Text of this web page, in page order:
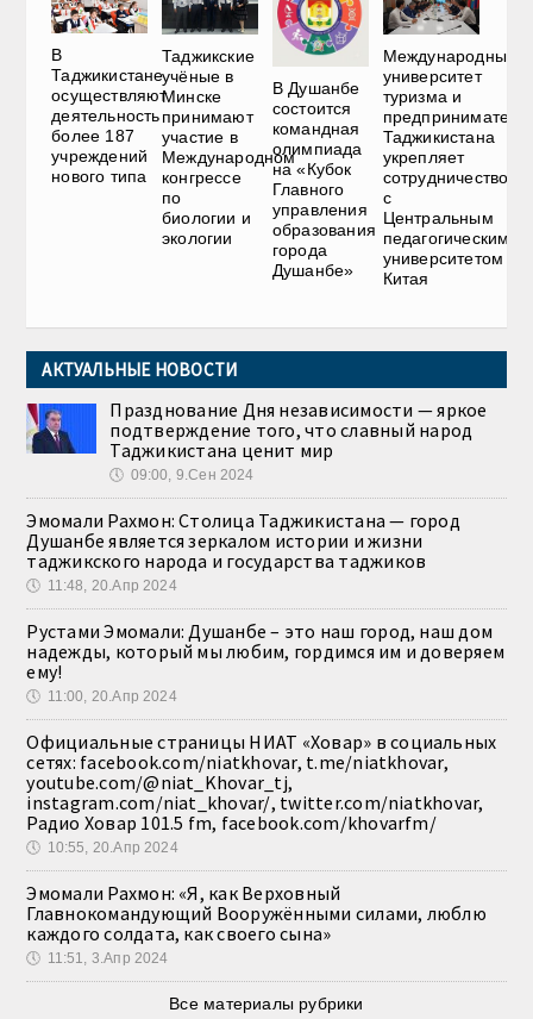
В
Таджикистане
осуществляют
деятельность
более 187
учреждений
нового типа
Таджикские
учёные в
Минске
принимают
участие в
Международном
конгрессе
по
биологии и
экологии
В Душанбе
состоится
командная
олимпиада
на «Кубок
Главного
управления
образования
города
Душанбе»
Международный
университет
туризма и
Таджикистана
укрепляет
сотрудничество
с
Центральным
педагогическим
университетом
Китая
АКТУАЛЬНЫЕ НОВОСТИ
Празднование Дня независимости — яркое
подтверждение того, что славный народ
Таджикистана ценит мир
🕔 09:00, 9.Сен 2024
Эмомали Рахмон: Столица Таджикистана — город
Душанбе является зеркалом истории и жизни
таджикского народа и государства таджиков
🕔 11:48, 20.Апр 2024
Рустами Эмомали: Душанбе – это наш город, наш дом
надежды, который мы любим, гордимся им и доверяем
ему!
🕔 11:00, 20.Апр 2024
Официальные страницы НИАТ «Ховар» в социальных
сетях: facebook.com/niatkhovar, t.me/niatkhovar,
youtube.com/@niat_Khovar_tj,
instagram.com/niat_khovar/, twitter.com/niatkhovar,
Радио Ховар 101.5 fm, facebook.com/khovarfm/
🕔 10:55, 20.Апр 2024
Эмомали Рахмон: «Я, как Верховный
Главнокомандующий Вооружёнными силами, люблю
каждого солдата, как своего сына»
🕔 11:51, 3.Апр 2024
Все материалы рубрики